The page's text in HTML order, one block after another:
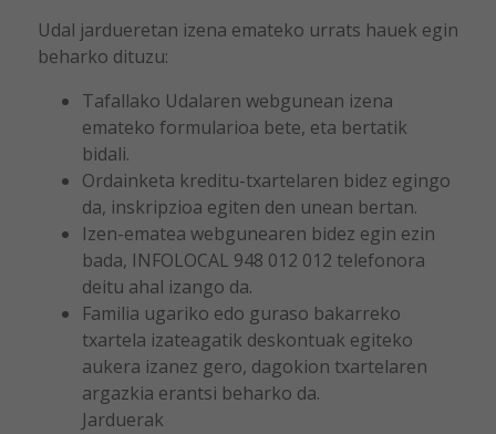
Udal jardueretan izena emateko urrats hauek egin
beharko dituzu:
Tafallako Udalaren webgunean izena
emateko formularioa bete, eta bertatik
bidali.
Ordainketa kreditu-txartelaren bidez egingo
da, inskripzioa egiten den unean bertan.
Izen-ematea webgunearen bidez egin ezin
bada, INFOLOCAL 948 012 012 telefonora
deitu ahal izango da.
Familia ugariko edo guraso bakarreko
txartela izateagatik deskontuak egiteko
aukera izanez gero, dagokion txartelaren
argazkia erantsi beharko da.
Jarduerak